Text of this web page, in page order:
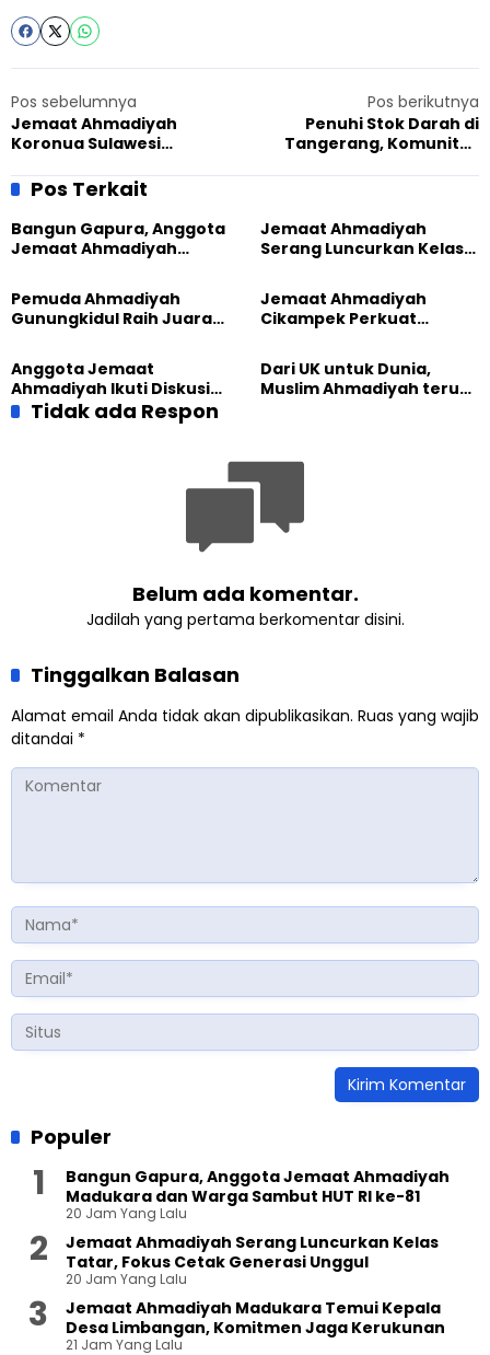
Pos sebelumnya
Jemaat Ahmadiyah
Koronua Sulawesi
Mubaligh Pertama dan
Syukuran Rumah Misi
Pos berikutnya
Penuhi Stok Darah di
Tangerang, Komunitas
Gelar Donor Darah
Pos Terkait
Bangun Gapura, Anggota
Jemaat Ahmadiyah
Sambut HUT RI ke-81
Jemaat Ahmadiyah
Serang Luncurkan Kelas
Generasi Unggul
Pemuda Ahmadiyah
Gunungkidul Raih Juara
Jemaat Ahmadiyah
Cikampek Perkuat
Lewat Pengajian
Gabungan
Anggota Jemaat
Ahmadiyah Ikuti Diskusi
Pluralisme di Yogyakarta
Dari UK untuk Dunia,
Muslim Ahmadiyah terus
Tidak ada Respon
Belum ada komentar.
Jadilah yang pertama berkomentar disini.
Tinggalkan Balasan
Alamat email Anda tidak akan dipublikasikan. Ruas yang wajib
ditandai *
Populer
Bangun Gapura, Anggota Jemaat Ahmadiyah
Madukara dan Warga Sambut HUT RI ke-81
20 Jam Yang Lalu
Jemaat Ahmadiyah Serang Luncurkan Kelas
Tatar, Fokus Cetak Generasi Unggul
20 Jam Yang Lalu
Jemaat Ahmadiyah Madukara Temui Kepala
Desa Limbangan, Komitmen Jaga Kerukunan
21 Jam Yang Lalu